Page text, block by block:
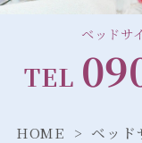
ベッド
TEL
HOME ベッド